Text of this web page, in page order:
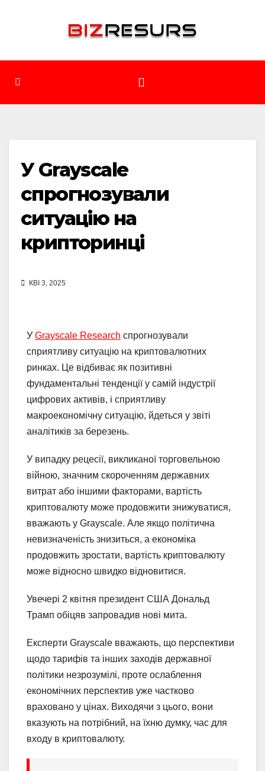
У Grayscale
спрогнозували
ситуацію на
крипторинці
КВІ 3, 2025
У Grayscale Research спрогнозували
сприятливу ситуацію на криптовалютних
ринках. Це відбиває як позитивні
фундаментальні тенденції у самій індустрії
цифрових активів, і сприятливу
макроекономічну ситуацію, йдеться у звіті
аналітиків за березень.
У випадку рецесії, викликаної торговельною
війною, значним скороченням державних
витрат або іншими факторами, вартість
криптовалюту може продовжити знижуватися,
вважають у Grayscale. Але якщо політична
невизначеність знизиться, а економіка
продовжить зростати, вартість криптовалюту
може відносно швидко відновитися.
Увечері 2 квітня президент США Дональд
Трамп обіцяв запровадив нові мита.
Експерти Grayscale вважають, що перспективи
щодо тарифів та інших заходів державної
політики незрозумілі, проте ослаблення
економічних перспектив уже частково
враховано у цінах. Виходячи з цього, вони
вказують на потрібний, на їхню думку, час для
входу в криптовалюту.